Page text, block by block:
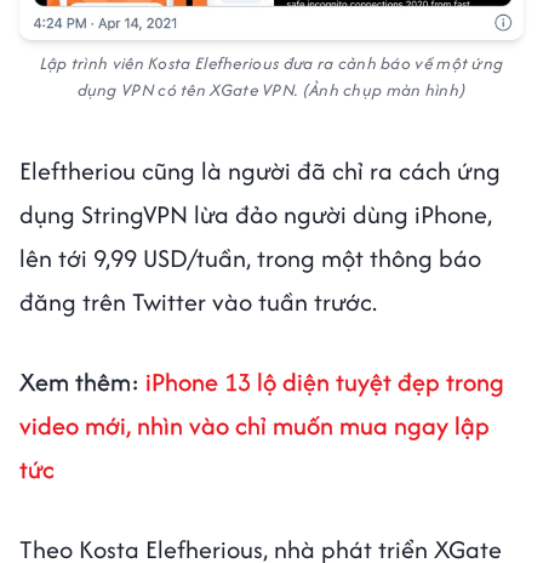
Lập trình viên Kosta Elefherious đưa ra cảnh báo về một ứng
dụng VPN có tên XGate VPN. (Ảnh chụp màn hình)
Eleftheriou cũng là người đã chỉ ra cách ứng
dụng StringVPN lừa đảo người dùng iPhone,
lên tới 9,99 USD/tuần, trong một thông báo
đăng trên Twitter vào tuần trước.
Xem thêm: iPhone 13 lộ diện tuyệt đẹp trong
video mới, nhìn vào chỉ muốn mua ngay lập
tức
Theo Kosta Elefherious, nhà phát triển XGate